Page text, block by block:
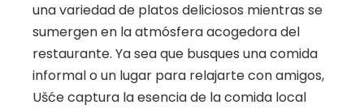
una variedad de platos deliciosos mientras se
sumergen en la atmósfera acogedora del
restaurante. Ya sea que busques una comida
informal o un lugar para relajarte con amigos,
Ušće captura la esencia de la comida local